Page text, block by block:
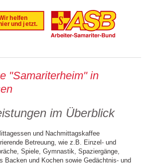
"Samariterheim" in
im Überblick
und Nachmittagskaffee
Betreuung, wie z.B. Einzel- und
Spiele, Gymnastik, Spaziergänge,
Backen und Kochen sowie Gedächtnis- und